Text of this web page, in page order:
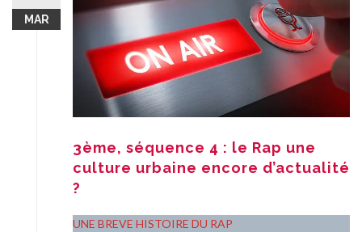
MAR
3ème, séquence 4 : le Rap une
culture urbaine encore d’actualité
?
UNE BREVE HISTOIRE DU RAP